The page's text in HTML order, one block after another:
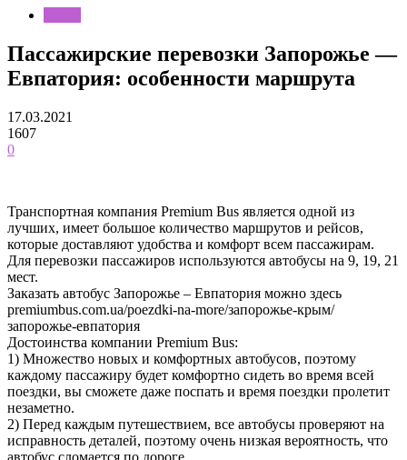
Пассажирские перевозки Запорожье —
Евпатория: особенности маршрута
17.03.2021
1607
0
Транспортная компания Premium Bus является одной из
лучших, имеет большое количество маршрутов и рейсов,
которые доставляют удобства и комфорт всем пассажирам.
Для перевозки пассажиров используются автобусы на 9, 19, 21
мест.
Заказать автобус Запорожье – Евпатория можно здесь
premiumbus.com.ua/poezdki-na-more/запорожье-крым/
запорожье-евпатория
Достоинства компании Premium Bus:
1) Множество новых и комфортных автобусов, поэтому
каждому пассажиру будет комфортно сидеть во время всей
поездки, вы сможете даже поспать и время поездки пролетит
незаметно.
2) Перед каждым путешествием, все автобусы проверяют на
исправность деталей, поэтому очень низкая вероятность, что
автобус сломается по дороге.